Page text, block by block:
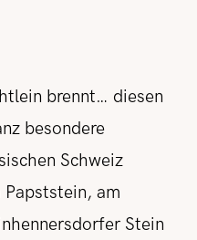
brennt… diesen
besondere
Schweiz
am
Stein